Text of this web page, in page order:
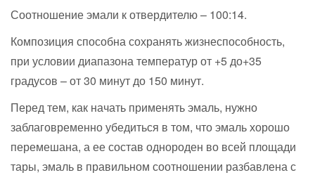
Соотношение эмали к отвердителю – 100:14.
Композиция способна сохранять жизнеспособность,
при условии диапазона температур от +5 до+35
градусов – от 30 минут до 150 минут.
Перед тем, как начать применять эмаль, нужно
заблаговременно убедиться в том, что эмаль хорошо
перемешана, а ее состав однороден во всей площади
тары, эмаль в правильном соотношении разбавлена с